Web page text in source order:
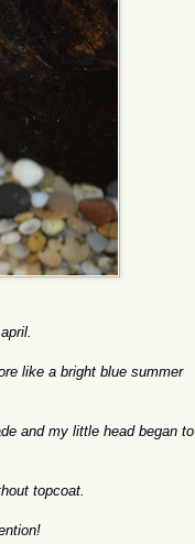
april
like a bright blue summer
and my little head began to
topcoat.